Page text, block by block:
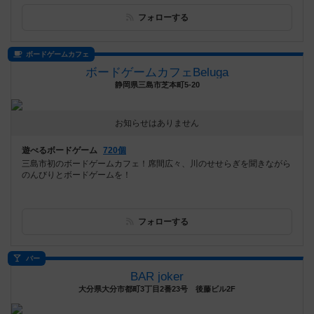
フォローする
ボードゲームカフェ
ボードゲームカフェBeluga
静岡県三島市芝本町5-20
お知らせはありません
遊べるボードゲーム 720個
三島市初のボードゲームカフェ！席間広々、川のせせらぎを聞きながら
のんびりとボードゲームを！
フォローする
バー
BAR joker
大分県大分市都町3丁目2番23号 後藤ビル2F